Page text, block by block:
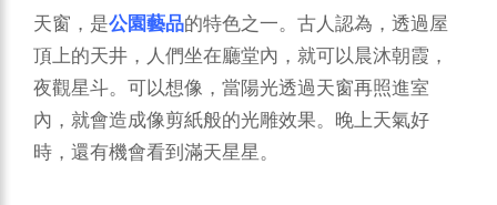
天窗，是公園藝品的特色之一。古人認為，透過屋
頂上的天井，人們坐在廳堂內，就可以晨沐朝霞，
夜觀星斗。可以想像，當陽光透過天窗再照進室
內，就會造成像剪紙般的光雕效果。晚上天氣好
時，還有機會看到滿天星星。